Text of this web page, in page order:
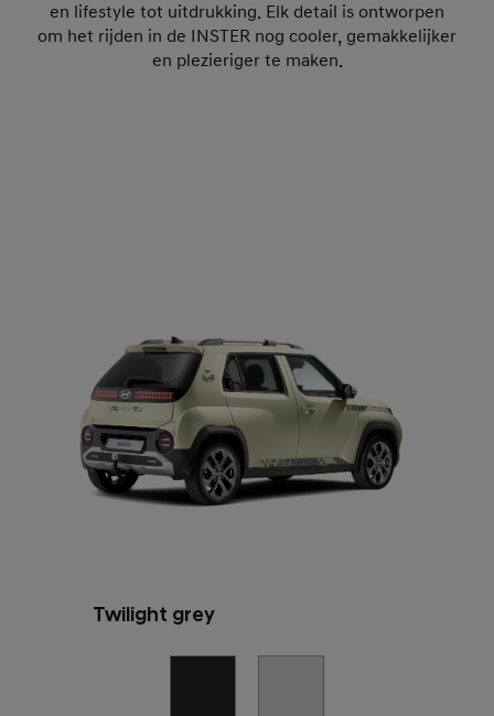
en lifestyle tot uitdrukking. Elk detail is ontworpen
om het rijden in de INSTER nog cooler, gemakkelijker
en plezieriger te maken.
Twilight grey